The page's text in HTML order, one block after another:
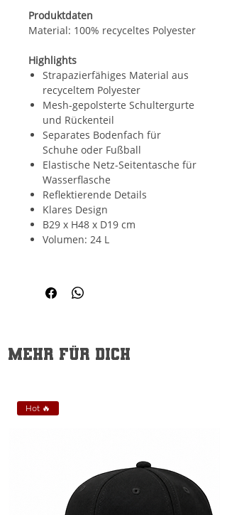
Produktdaten
Material: 100% recyceltes Polyester
Highlights
Strapazierfähiges Material aus
recyceltem Polyester
Mesh-gepolsterte Schultergurte
und Rückenteil
Separates Bodenfach für
Schuhe oder Fußball
Elastische Netz-Seitentasche für
Wasserflasche
Reflektierende Details
Klares Design
B29 x H48 x D19 cm
Volumen: 24 L
Mehr für dich
Hot 🔥